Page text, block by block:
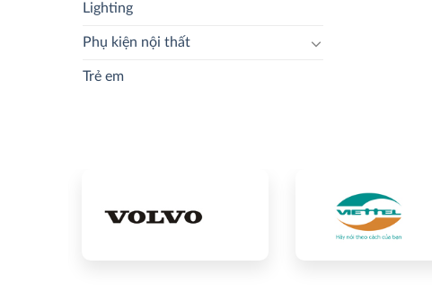
Lighting
Phụ kiện nội thất
Trẻ em